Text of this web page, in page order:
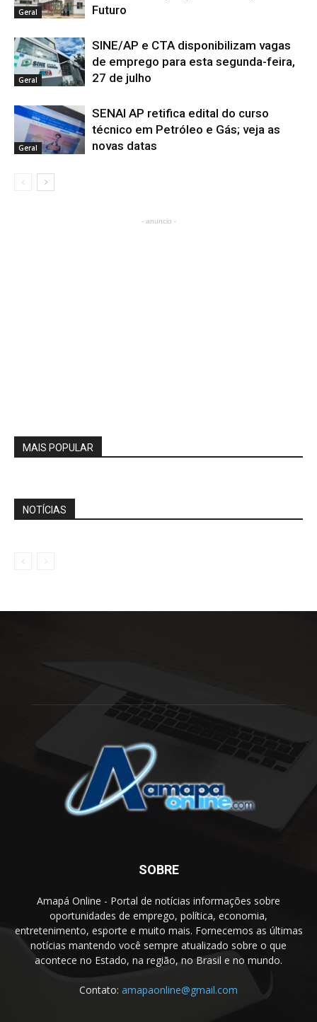
Geral
Futuro
Geral
SINE/AP e CTA disponibilizam vagas
de emprego para esta segunda-feira,
27 de julho
Geral
SENAI AP retifica edital do curso
técnico em Petróleo e Gás; veja as
novas datas
- anuncio -
MAIS POPULAR
NOTÍCIAS
SOBRE
Amapá Online - Portal de notícias informações sobre
oportunidades de emprego, política, economia,
entretenimento, esporte e muito mais. Fornecemos as últimas
notícias mantendo você sempre atualizado sobre o que
acontece no Estado, na região, no Brasil e no mundo.
Contato: amapaonline@gmail.com